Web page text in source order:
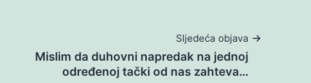
Sljedeća objava
Mislim da duhovni napredak na jednoj
određenoj tački od nas zahteva…